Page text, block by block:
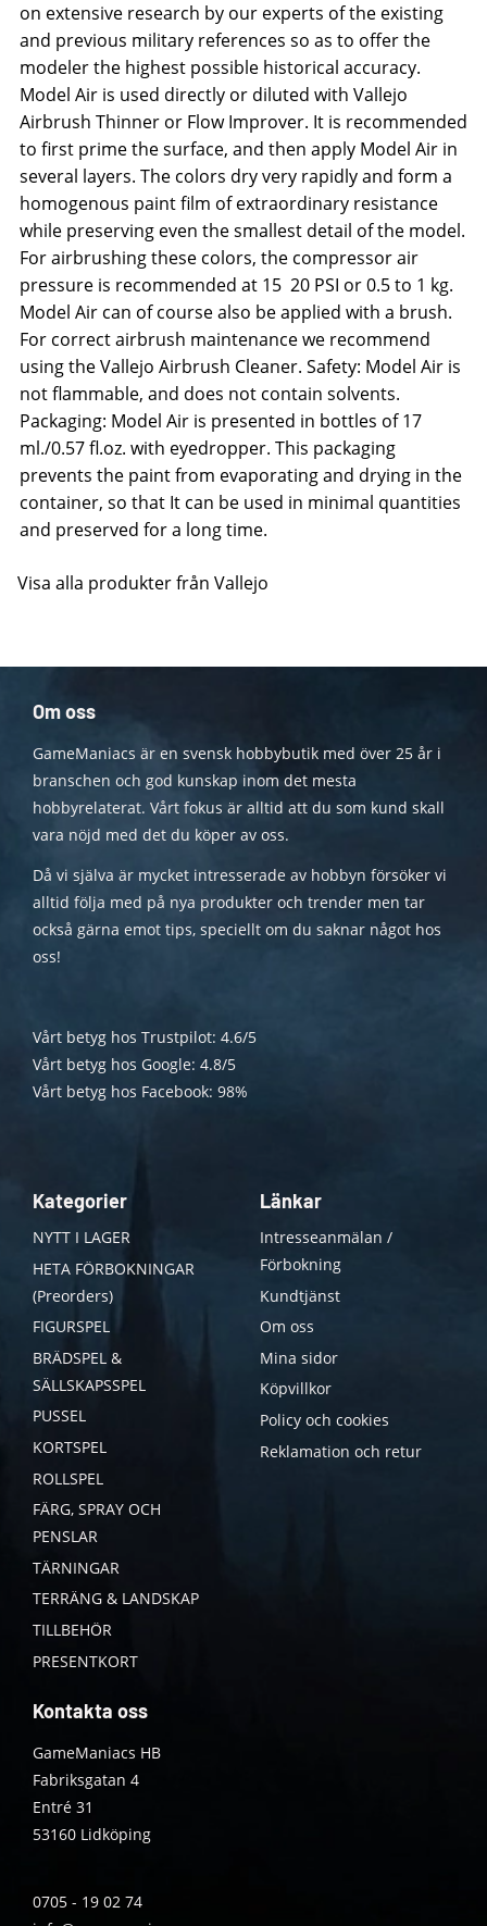
on extensive research by our experts of the existing
and previous military references so as to offer the
modeler the highest possible historical accuracy.
Model Air is used directly or diluted with Vallejo
Airbrush Thinner or Flow Improver. It is recommended
to first prime the surface, and then apply Model Air in
several layers. The colors dry very rapidly and form a
homogenous paint film of extraordinary resistance
while preserving even the smallest detail of the model.
For airbrushing these colors, the compressor air
pressure is recommended at 15  20 PSI or 0.5 to 1 kg.
Model Air can of course also be applied with a brush.
For correct airbrush maintenance we recommend
using the Vallejo Airbrush Cleaner. Safety: Model Air is
not flammable, and does not contain solvents.
Packaging: Model Air is presented in bottles of 17
ml./0.57 fl.oz. with eyedropper. This packaging
prevents the paint from evaporating and drying in the
container, so that It can be used in minimal quantities
and preserved for a long time.
Visa alla produkter från Vallejo
Om oss
GameManiacs är en svensk hobbybutik med över 25 år i
branschen och god kunskap inom det mesta
hobbyrelaterat. Vårt fokus är alltid att du som kund skall
vara nöjd med det du köper av oss.
Då vi själva är mycket intresserade av hobbyn försöker vi
alltid följa med på nya produkter och trender men tar
också gärna emot tips, speciellt om du saknar något hos
oss!
Vårt betyg hos Trustpilot: 4.6/5
Vårt betyg hos Google: 4.8/5
Vårt betyg hos Facebook: 98%
Kategorier
NYTT I LAGER
HETA FÖRBOKNINGAR
(Preorders)
FIGURSPEL
BRÄDSPEL &
SÄLLSKAPSSPEL
PUSSEL
KORTSPEL
ROLLSPEL
FÄRG, SPRAY OCH
PENSLAR
TÄRNINGAR
TERRÄNG & LANDSKAP
TILLBEHÖR
PRESENTKORT
Länkar
Intresseanmälan /
Förbokning
Kundtjänst
Om oss
Mina sidor
Köpvillkor
Policy och cookies
Reklamation och retur
Kontakta oss
GameManiacs HB
Fabriksgatan 4
Entré 31
53160 Lidköping
0705 - 19 02 74